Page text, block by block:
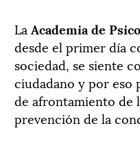
La Academia de
desde el primer día
sociedad, se siente
ciudadano y por eso
de afrontamiento de
prevención de la